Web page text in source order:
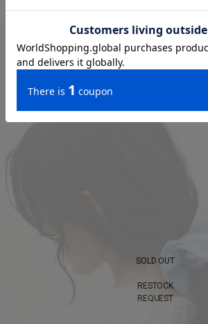
SOLD OUT
RESTOCK
REQUEST